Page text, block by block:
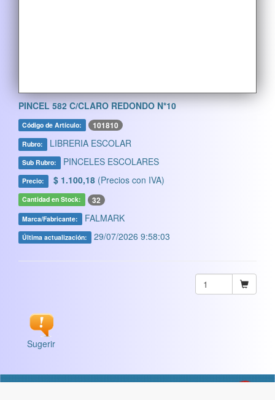
PINCEL 582 C/CLARO REDONDO N*10
Código de Artículo: 101810
Rubro: LIBRERIA ESCOLAR
Sub Rubro: PINCELES ESCOLARES
Precio: $ 1.100,18 (Precios con IVA)
Cantidad en Stock: 32
Marca/Fabricante: FALMARK
Última actualización: 29/07/2026 9:58:03
Sugerir